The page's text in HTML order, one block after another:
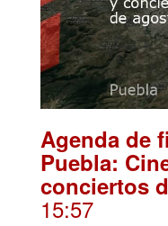
Agenda de
Puebla:
conciertos
15:57